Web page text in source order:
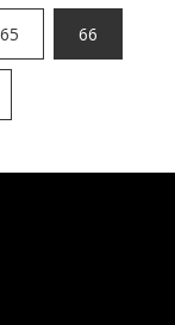
65 66